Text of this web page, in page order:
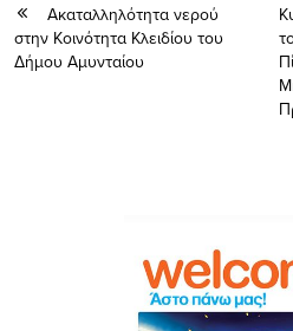
Ακαταλληλότητα νερού
στην Κοινότητα Κλειδίου του
Δήμου Αμυνταίου